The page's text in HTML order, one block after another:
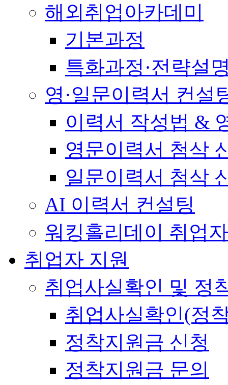
해외취업아카데미
기본과정
특화과정·전략설
영·일문이력서 컨설
이력서 작성법 &
영문이력서 첨삭
일문이력서 첨삭
AI 이력서 컨설팅
워킹홀리데이 취업
취업자 지원
취업사실확인 및 정
취업사실확인(정
정착지원금 신청
정착지원금 문의